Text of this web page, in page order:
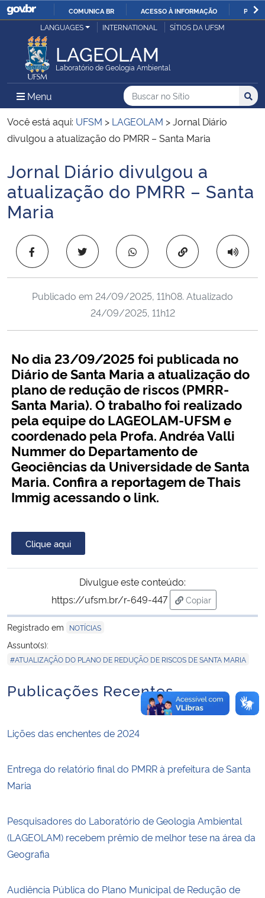
IR
O
COMUNICA BR ACESSO À INFORMAÇÃO
Ministério da Justiça e Segurança Pública
Ministério da Defesa
Ministério das Relações Exteriores
Ministério da Infraestrutura
Ministério da Agricultura, Pecuária e Abastecimento
Ministério da Educação
Ministério da Ciência, Tecnologia, Inovações e Comunicações
Ministério do Meio Ambiente
Ministério do Turismo
Ministério do Desenvolvimento Regional
Controladoria-Geral da União
Secretaria-Geral
Gabinete de Segurança Institucional
Advocacia-Geral da União
LANGUAGES INTERNATIONAL SÍTIOS DA UFSM
LAGEOLAM
Laboratório de Geologia Ambiental
Menu Menu Principal do Sítio
Busca
Buscar no no Sítio
Busca:
Você está aqui: UFSM > LAGEOLAM >Jornal Diário
divulgou a atualização do PMRR – Santa Maria
Início do conteúdo
Jornal Diário divulgou a
atualização do PMRR – Santa
Maria
Copiar para área
Publicado em 24/09/2025, 11h08. Atualizado
24/09/2025, 11h12
No dia 23/09/2025 foi publicada no
Diário de Santa Maria a atualização do
plano de redução de riscos (PMRR-
Santa Maria). O trabalho foi realizado
pela equipe do LAGEOLAM-UFSM e
coordenado pela Profa. Andréa Valli
Nummer do Departamento de
Geociências da Universidade de Santa
Maria. Confira a reportagem de Thais
Immig acessando o link.
Clique aqui
Divulgue este conteúdo:
https://ufsm.br/r-649-447
Copiar
para área de
Registrado em
NOTÍCIAS
Assunto(s):
#ATUALIZAÇÃO DO PLANO DE REDUÇÃO DE RISCOS DE SANTA MARIA
Publicações Recentes
Lições das enchentes de 2024
Entrega do relatório final do PMRR à prefeitura de Santa
Maria
Pesquisadores do Laboratório de Geologia Ambiental
(LAGEOLAM) recebem prêmio de melhor tese na área da
Geografia
Audiência Pública do Plano Municipal de Redução de